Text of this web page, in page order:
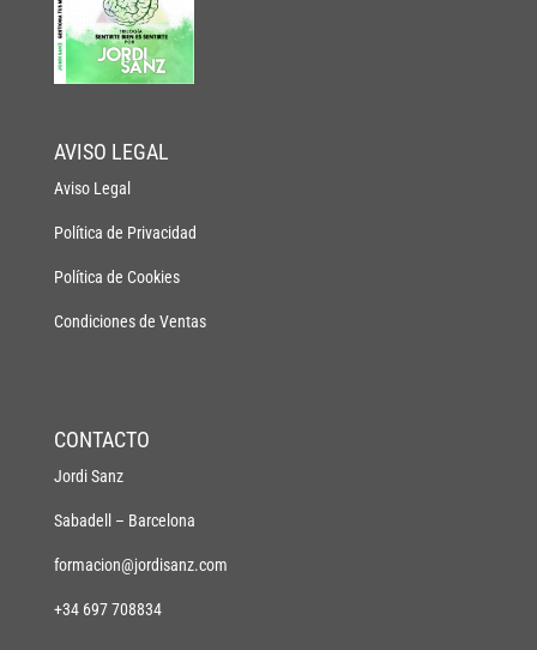
AVISO LEGAL
Aviso Legal
Política de Privacidad
Política de Cookies
Condiciones de Ventas
CONTACTO
Jordi Sanz
Sabadell – Barcelona
formacion@jordisanz.com
+34 697 708834